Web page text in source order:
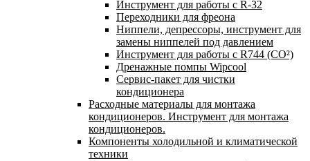
Инструмент для работы с R-32
Переходники для фреона
Ниппели, депрессоры, инструмент для
замены ниппелей под давлением
Инструмент для работы с R744 (CO²)
Дренажные помпы Wipcool
Сервис-пакет для чистки
кондиционера
Расходные материалы для монтажа
кондиционеров. Инструмент для монтажа
кондиционеров.
Компоненты холодильной и климатической
техники